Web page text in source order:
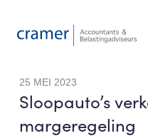
25 MEI 2023
Sloopauto’s
margeregeling